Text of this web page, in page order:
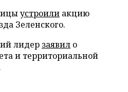
устроили акцию
Зеленского.
лидер заявил о
и территориальной